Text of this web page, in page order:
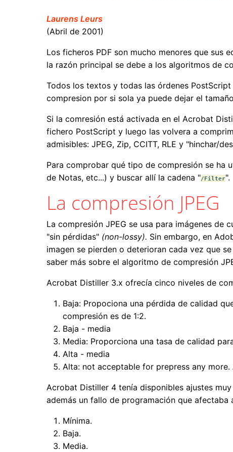
Laurens Leurs
(Abril de 2001)
Los ficheros PDF son mucho menores que sus
la razón principal se debe a los algoritmos de
Todos los textos y todas las órdenes
compresion por si sola ya puede dejar el
Si la comresión está activada en el Acrobat
fichero PostScript y luego las volvera a
admisibles: JPEG, Zip, CCITT, RLE y "hinchar/
Para comprobar qué tipo de compresión se ha
de Notas, etc...) y buscar allí la cadena "/Filter".
La compresión JPEG
La compresión JPEG se usa para imágenes
"sin pérdidas" (non-lossy). Sin embargo, en
imagen se pierden o deterioran cada vez que
saber más sobre el algoritmo de compresión
Acrobat Distiller 3.x ofrecía cinco niveles de
Baja: Propociona una pérdida de calidad
compresión es de 1:2.
Baja - media
Media: Proporciona una tasa de calidad
Alta - media
Alta: not acceptable for prepress any more.
Acrobat Distiller 4 tenía disponibles ajustes
además un fallo de programación que
Mínima.
Baja.
Media.